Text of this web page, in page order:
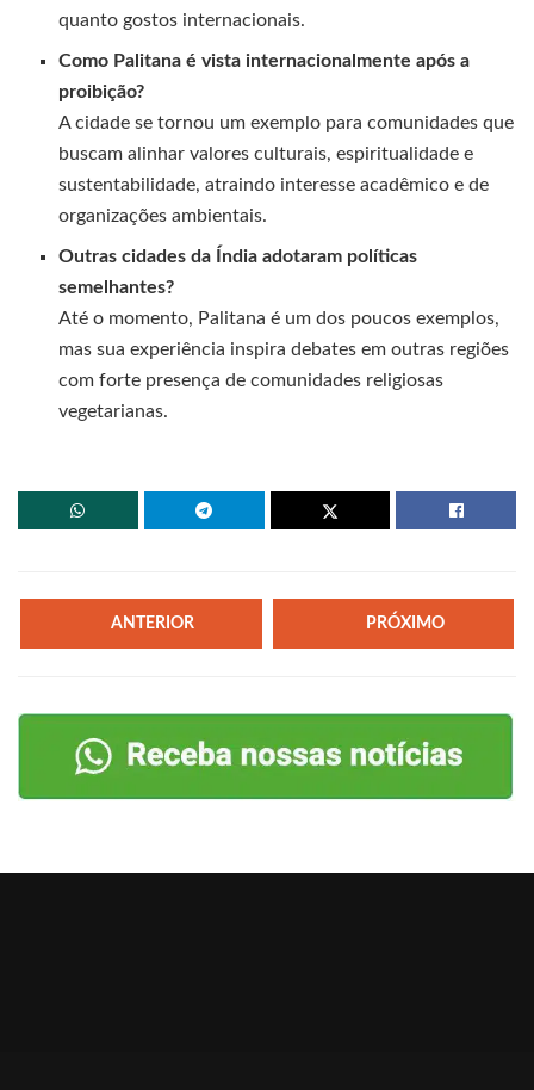
quanto gostos internacionais.
Como Palitana é vista internacionalmente após a
proibição?
A cidade se tornou um exemplo para comunidades que
buscam alinhar valores culturais, espiritualidade e
sustentabilidade, atraindo interesse acadêmico e de
organizações ambientais.
Outras cidades da Índia adotaram políticas
semelhantes?
Até o momento, Palitana é um dos poucos exemplos,
mas sua experiência inspira debates em outras regiões
com forte presença de comunidades religiosas
vegetarianas.
ANTERIOR PRÓXIMO